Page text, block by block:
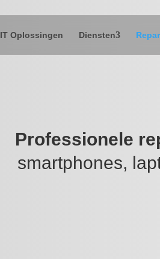
IT Oplossingen Diensten
Professionele
smartphones,